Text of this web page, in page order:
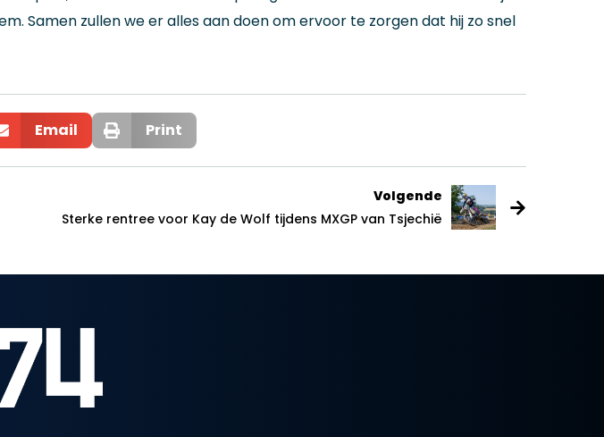
Samen zullen we er alles aan doen om ervoor te zorgen dat hij zo snel
Email Print
Volgende
Sterke rentree voor Kay de Wolf tijdens MXGP van Tsjechië